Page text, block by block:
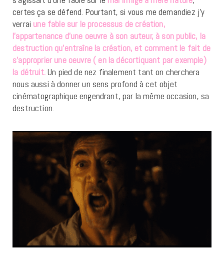
certes ça se défend. Pourtant, si vous me demandiez j’y
verrai une fable sur le processus de création,
l’appartenance d’une oeuvre à son auteur, à son public, la
destruction qu’entraîne la création, et comment le fait de
s’approprier une oeuvre ( en la décortiquant par exemple)
la détruit.Un pied de nez finalement tant on cherchera
nous aussi à donner un sens profond à cet objet
cinématographique engendrant, par la même occasion, sa
destruction.